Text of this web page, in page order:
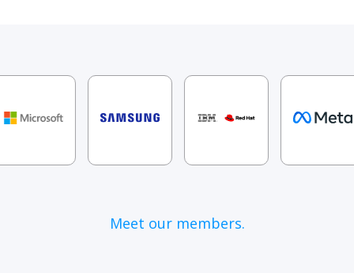
Meet our members.